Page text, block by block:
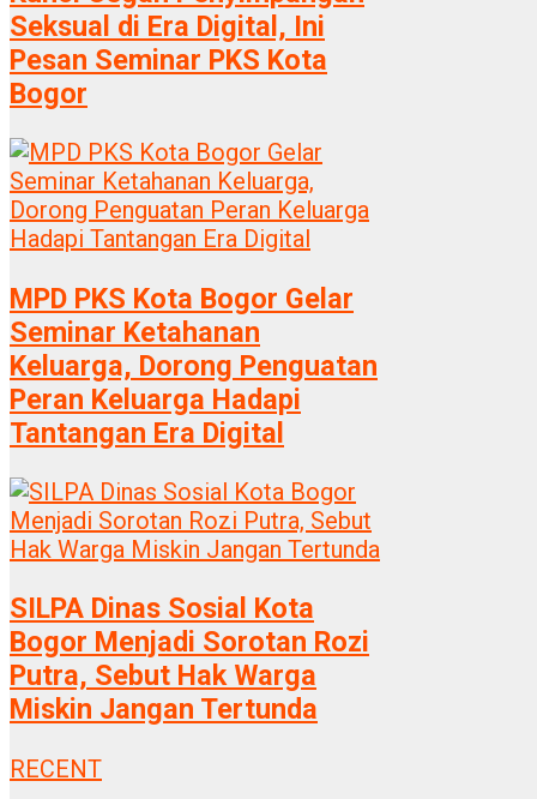
Seksual di Era Digital, Ini
Pesan Seminar PKS Kota
Bogor
MPD PKS Kota Bogor Gelar
Seminar Ketahanan
Keluarga, Dorong Penguatan
Peran Keluarga Hadapi
Tantangan Era Digital
SILPA Dinas Sosial Kota
Bogor Menjadi Sorotan Rozi
Putra, Sebut Hak Warga
Miskin Jangan Tertunda
RECENT